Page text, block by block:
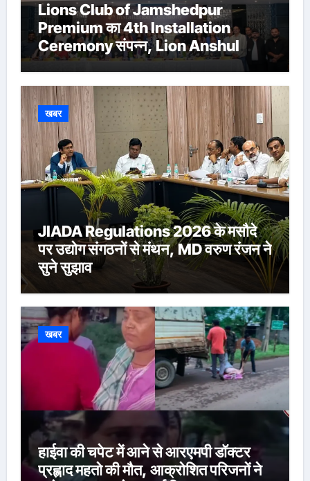
Lions Club of Jamshedpur
Premium का 4th Installation
Ceremony संपन्न, Lion Anshul
Ringasia ने संभाला अध्यक्ष पद
खबर
JIADA Regulations 2026 के मसौदे
पर उद्योग संगठनों से मंथन, MD वरुण रंजन ने
सुने सुझाव
खबर
हाईवा की चपेट में आने से आरएमपी डॉक्टर
प्रह्लाद महतो की मौत, आक्रोशित परिजनों ने